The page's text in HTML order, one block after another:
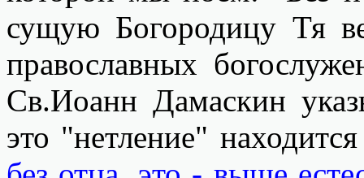
сущую Богородицу Тя
православных
Св.Иоанн Дамаскин
это "нетление"